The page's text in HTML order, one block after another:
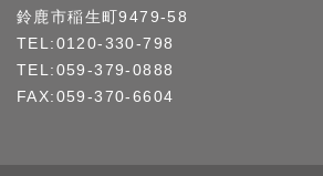
鈴鹿市稲生町9479-58
TEL:0120-330-798
TEL:059-379-0888
FAX:059-370-6604